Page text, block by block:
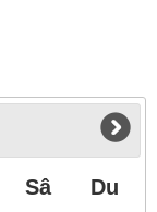
Sâ Du